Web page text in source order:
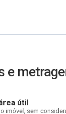
e
útil
imóvel, sem